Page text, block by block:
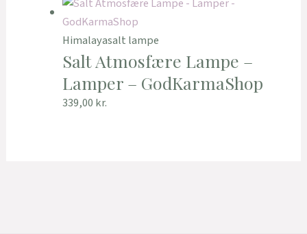
Himalayasalt lampe
Salt Atmosfære Lampe –
Lamper – GodKarmaShop
339,00 kr.